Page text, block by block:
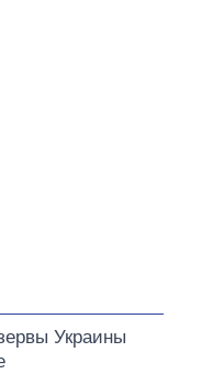
Украины